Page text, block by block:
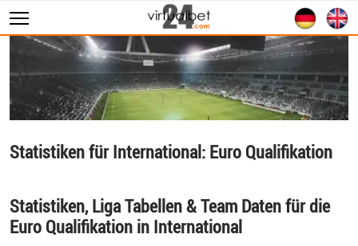
Sportwetten
WM 2026
Wett Tipps
Statistiken für International: Euro Qualifikation
Statistiken, Liga Tabellen & Team Daten für die
Euro Qualifikation in International